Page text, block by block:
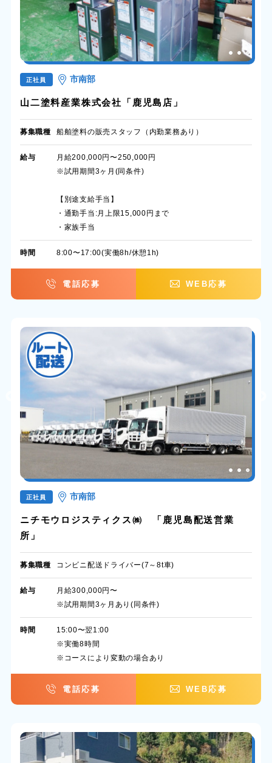
正社員 市南部
山二塗料産業株式会社「鹿児島店」
募集職種 船舶塗料の販売スタッフ（内勤業務あり）
給与
月給200,000円〜250,000円
※試用期間3ヶ月(同条件)
【別途支給手当】
・通勤手当:月上限15,000円まで
・家族手当
時間 8:00〜17:00(実働8h/休憩1h)
電話応募 WEB応募
正社員 市南部
ニチモウロジスティクス㈱ 「鹿児島配送営業
所」
募集職種 コンビニ配送ドライバー(7～8t車)
給与
月給300,000円〜
※試用期間3ヶ月あり(同条件)
時間
15:00〜翌1:00
※実働8時間
※コースにより変動の場合あり
電話応募 WEB応募